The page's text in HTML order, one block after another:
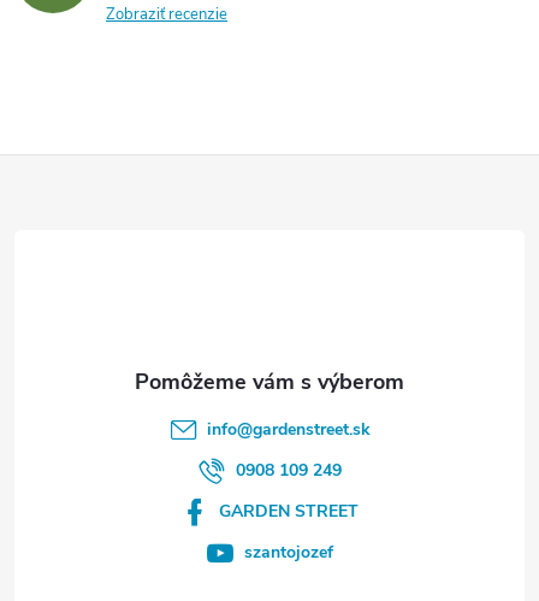
Zobraziť recenzie
info@gardenstreet.sk
0908 109 249
GARDEN STREET
szantojozef